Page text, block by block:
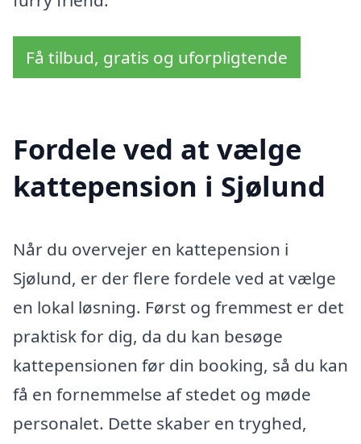
Få tilbud, gratis og uforpligtende
Fordele ved at vælge
kattepension i Sjølund
Når du overvejer en kattepension i
Sjølund, er der flere fordele ved at vælge
en lokal løsning. Først og fremmest er det
praktisk for dig, da du kan besøge
kattepensionen før din booking, så du kan
få en fornemmelse af stedet og møde
personalet. Dette skaber en tryghed,